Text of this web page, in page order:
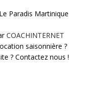
Paradis Martinique
COACHINTERNET
saisonnière ?
? Contactez nous !